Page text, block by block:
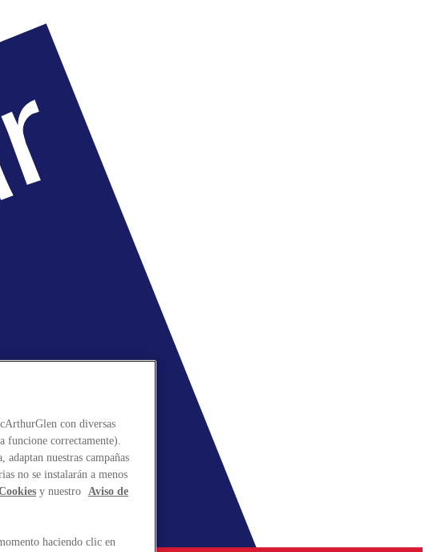
con diversas
funcione correctamente).
nuestras campañas
no se instalarán a menos
y nuestro Aviso de
haciendo clic en